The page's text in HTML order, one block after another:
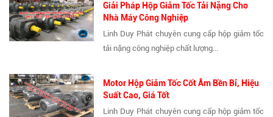
Giải Pháp Hộp Giảm Tốc Tải Nặng Cho
Nhà Máy Công Nghiệp
Linh Duy Phát chuyên cung cấp hộp giảm tốc
tải nặng công nghiệp chất lượng...
Motor Hộp Giảm Tốc Cốt Âm Bền Bỉ, Hiệu
Suất Cao, Giá Tốt
Linh Duy Phát chuyên cung cấp hộp giảm tốc